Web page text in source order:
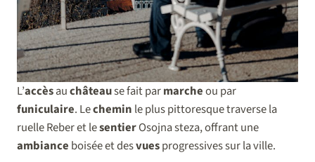
L’accèsauchâteause fait parmarcheou par
funiculaire. Lechemin le plus pittoresque traverse la
ruelle Reber et lesentierOsojna steza, offrant une
ambiance boisée et desvuesprogressives sur la ville.